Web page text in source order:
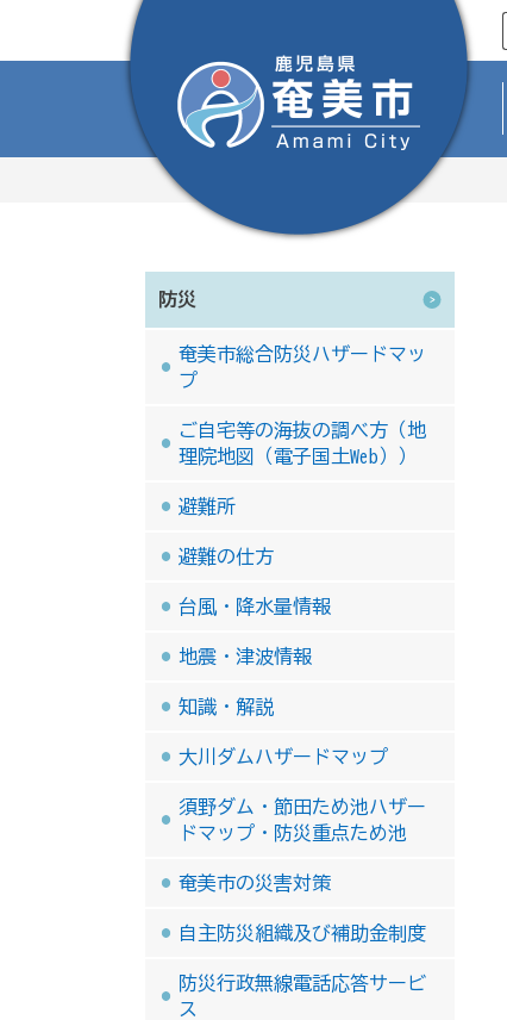
防災
奄美市総合防災ハザードマッ
プ
ご自宅等の海抜の調べ方（地
理院地図（電子国土Web））
避難所
避難の仕方
台風・降水量情報
地震・津波情報
知識・解説
大川ダムハザードマップ
須野ダム・節田ため池ハザー
ドマップ・防災重点ため池
奄美市の災害対策
自主防災組織及び補助金制度
防災行政無線電話応答サービ
ス